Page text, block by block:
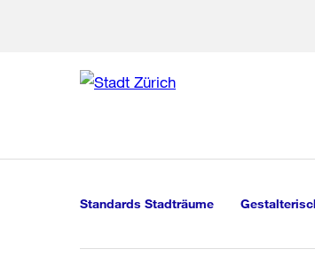
Navigation
Standards Stadträume